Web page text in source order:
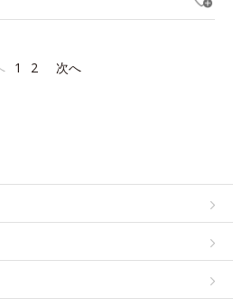
1 2 次へ